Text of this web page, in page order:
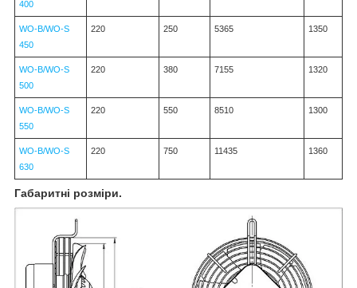
400
WO-B/WO-S
450
220 250 5365 1350
WO-B/WO-S
500
220 380 7155 1320
WO-B/WO-S
550
220 550 8510 1300
WO-B/WO-S
630
220 750 11435 1360
Габаритні розміри.